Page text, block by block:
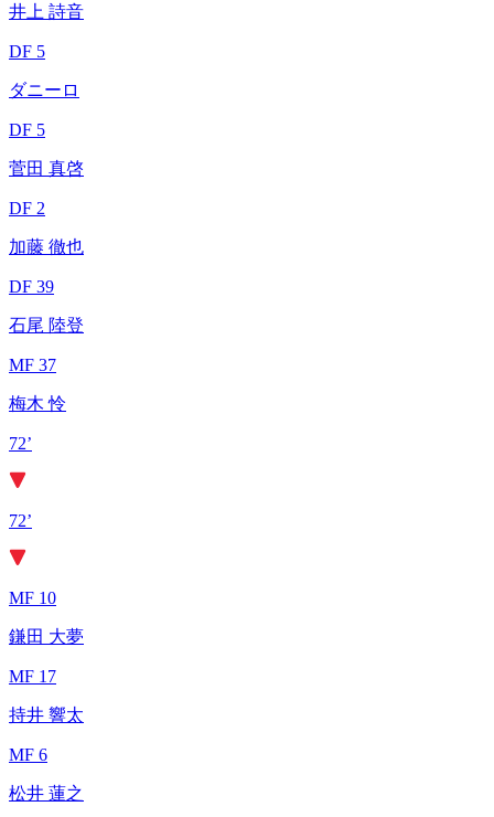
井上 詩音
DF 5
ダニーロ
DF 5
菅田 真啓
DF 2
加藤 徹也
DF 39
石尾 陸登
MF 37
梅木 怜
72’
72’
MF 10
鎌田 大夢
MF 17
持井 響太
MF 6
松井 蓮之